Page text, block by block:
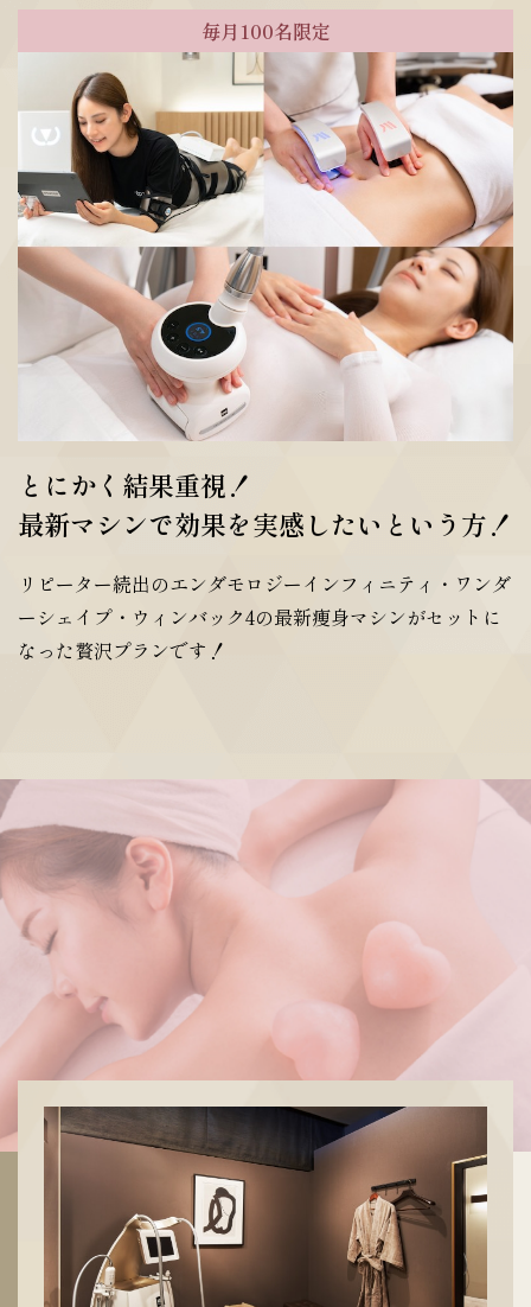
毎月100名限定
とにかく結果重視！
最新マシンで効果を実感したいという方！
リピーター続出のエンダモロジーインフィニティ・ワンダ
ーシェイプ・ウィンバック4の最新痩身マシンがセットに
なった贅沢プランです！